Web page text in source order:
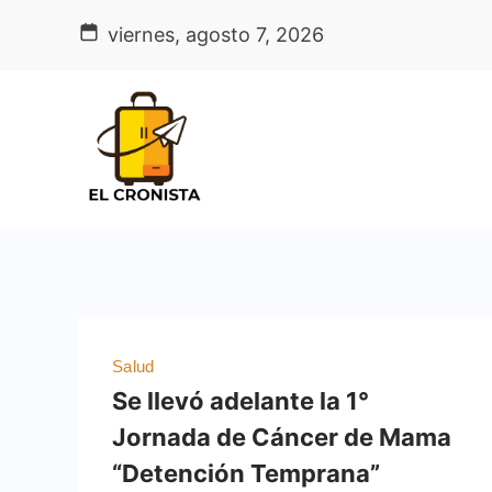
viernes, agosto 7, 2026
Salud
Se llevó adelante la 1°
Jornada de Cáncer de Mama
“Detención Temprana”